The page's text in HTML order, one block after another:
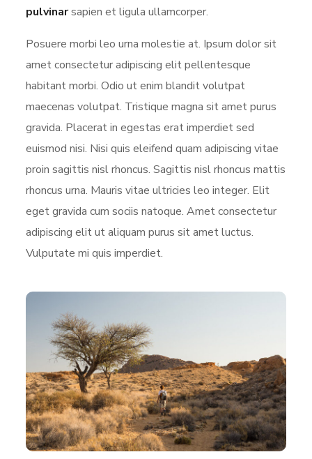
pulvinarsapien et ligula ullamcorper.
Posuere morbi leo urna molestie at. Ipsum dolor sit
amet consectetur adipiscing elit pellentesque
habitant morbi. Odio ut enim blandit volutpat
maecenas volutpat. Tristique magna sit amet purus
gravida. Placerat in egestas erat imperdiet sed
euismod nisi. Nisi quis eleifend quam adipiscing vitae
proin sagittis nisl rhoncus. Sagittis nisl rhoncus mattis
rhoncus urna. Mauris vitae ultricies leo integer. Elit
eget gravida cum sociis natoque. Amet consectetur
adipiscing elit ut aliquam purus sit amet luctus.
Vulputate mi quis imperdiet.